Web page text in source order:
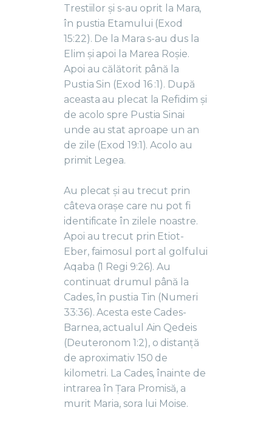
Trestiilor și s-au oprit la Mara,
în pustia Etamului (Exod
15:22). De la Mara s-au dus la
Elim și apoi la Marea Roșie.
Apoi au călătorit până la
Pustia Sin (Exod 16 :1). După
aceasta au plecat la Refidim și
de acolo spre Pustia Sinai
unde au stat aproape un an
de zile (Exod 19:1). Acolo au
primit Legea.
Au plecat și au trecut prin
câteva orașe care nu pot fi
identificate în zilele noastre.
Apoi au trecut prin Etiot-
Eber, faimosul port al golfului
Aqaba (1 Regi 9:26). Au
continuat drumul până la
Cades, în pustia Tin (Numeri
33:36). Acesta este Cades-
Barnea, actualul Ain Qedeis
(Deuteronom 1:2), o distanță
de aproximativ 150 de
kilometri. La Cades, înainte de
intrarea în Țara Promisă, a
murit Maria, sora lui Moise.